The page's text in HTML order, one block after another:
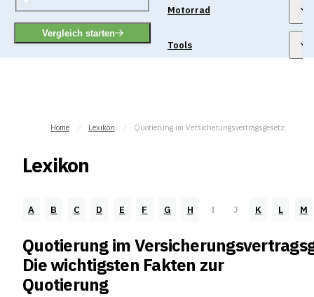
Motorrad
Tools
Vergleich starten
Home Lexikon Quotierung im Versicherungsvertragsgesetz
Lexikon
A B C D E F G H I J K L M
Quotierung im
Die wichtigsten Fakten zur
Quotierung